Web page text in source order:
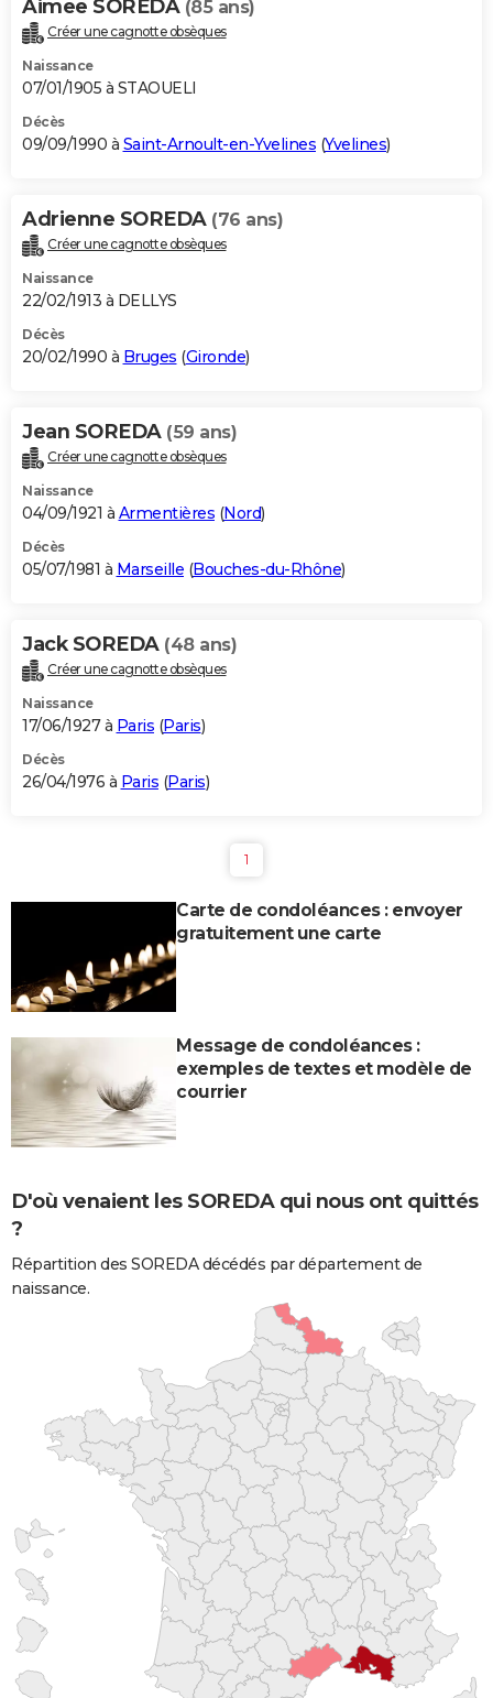
Aimee SOREDA (85 ans)
Créer une cagnotte obsèques
Naissance
07/01/1905 à STAOUELI
Décès
09/09/1990 à Saint-Arnoult-en-Yvelines (Yvelines)
Adrienne SOREDA (76 ans)
Créer une cagnotte obsèques
Naissance
22/02/1913 à DELLYS
Décès
20/02/1990 à Bruges (Gironde)
Jean SOREDA (59 ans)
Créer une cagnotte obsèques
Naissance
04/09/1921 à Armentières (Nord)
Décès
05/07/1981 à Marseille (Bouches-du-Rhône)
Jack SOREDA (48 ans)
Créer une cagnotte obsèques
Naissance
17/06/1927 à Paris (Paris)
Décès
26/04/1976 à Paris (Paris)
1
Carte de condoléances : envoyer
gratuitement une carte
Message de condoléances :
exemples de textes et modèle de
courrier
D'où venaient les SOREDA qui nous ont quittés
?
Répartition des SOREDA décédés par département de
naissance.